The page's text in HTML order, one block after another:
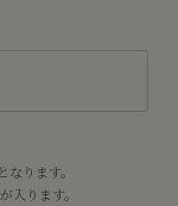
ります。
ります。